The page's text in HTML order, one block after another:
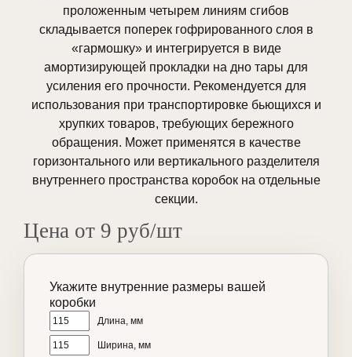
проложенным четырем линиям сгибов
складывается поперек гофрированного слоя в
«гармошку» и интегрируется в виде
амортизирующей прокладки на дно тары для
усиления его прочности. Рекомендуется для
использования при транспортировке бьющихся и
хрупких товаров, требующих бережного
обращения. Может применятся в качестве
горизонтального или вертикального разделителя
внутреннего пространства коробок на отдельные
секции.
Цена от 9 руб/шт
Укажите внутренние размеры вашей
коробки
Длина, мм
Ширина, мм